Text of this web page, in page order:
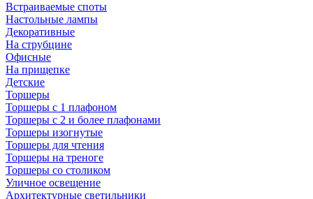
Встраиваемые споты
Настольные лампы
Декоративные
На струбцине
Офисные
На прищепке
Детские
Торшеры
Торшеры с 1 плафоном
Торшеры с 2 и более плафонами
Торшеры изогнутые
Торшеры для чтения
Торшеры на треноге
Торшеры со столиком
Уличное освещение
Архитектурные светильники